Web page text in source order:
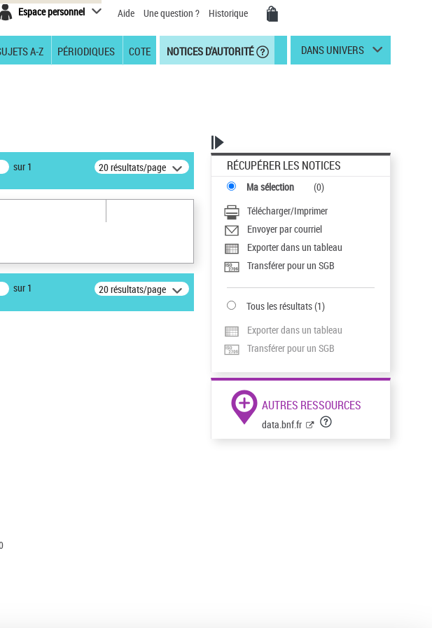
Espace personnel Aide Une question ? Historique
A-Z PÉRIODIQUES COTE NOTICES D'AUTORITÉ DANS UNIVERS
sur 1 20 résultats/page
sur 1 20 résultats/page
RÉCUPÉRER LES NOTICES
Ma sélection (0)
Télécharger/Imprimer
Envoyer par courriel
Exporter dans un tableau
Transférer pour un SGB
Tous les résultats(1)
Exporter dans un tableau
Transférer pour un SGB
AUTRES RESSOURCES
data.bnf.fr